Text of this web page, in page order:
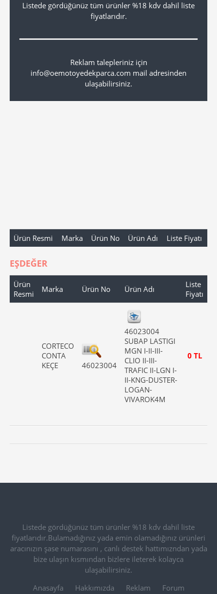
Listede gördüğünüz tüm ürünler %18 kdv dahil liste
fiyatlarıdır.
Reklam talepleriniz için
info@oemotoyedekparca.com mail adresinden
ulaşabilirsiniz.
Ürün Resmi Marka Ürün No Ürün Adı Liste Fiyatı
EŞDEĞER
Ürün
Resmi
Marka Ürün No Ürün Adı
Liste
Fiyatı
CORTECO
CONTA
KEÇE
46023004
46023004
SUBAP LASTIGI
MGN I-II-III-
CLIO II-III-
TRAFIC II-LGN I-
II-KNG-DUSTER-
LOGAN-
VIVAROK4M
0 TL
Listede gördüğünüz tüm ürünler %18 kdv dahil liste
fiyatlarıdır.Bulamadığınız yada emin olamadığınız ürünleri
aracınızın şase numarasını , canlı destek hattımızndan yada
bize ulaşın kısmından bizlere ileterek kolayca
ulaşabilirsiniz.
Anasayfa
Hakkımızda Reklam
Forum